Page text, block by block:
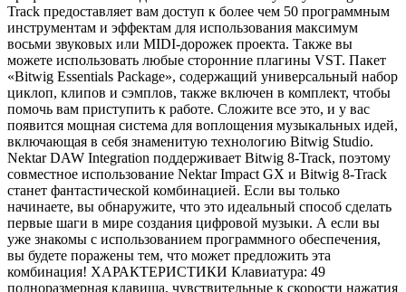
Track предоставляет вам доступ к более чем 50 программным
инструментам и эффектам для использования максимум
восьми звуковых или MIDI-дорожек проекта. Также вы
можете использовать любые сторонние плагины VST. Пакет
«Bitwig Essentials Package», содержащий универсальный набор
циклоп, клипов и сэмплов, также включен в комплект, чтобы
помочь вам приступить к работе. Сложите все это, и у вас
появится мощная система для воплощения музыкальных идей,
включающая в себя знаменитую технологию Bitwig Studio.
Nektar DAW Integration поддерживает Bitwig 8-Track, поэтому
совместное использование Nektar Impact GX и Bitwig 8-Track
станет фантастической комбинацией. Если вы только
начинаете, вы обнаружите, что это идеальный способ сделать
первые шаги в мире создания цифровой музыки. А если вы
уже знакомы с использованием программного обеспечения,
вы будете поражены тем, что может предложить эта
комбинация! ХАРАКТЕРИСТИКИ Клавиатура: 49
полноразмерная клавиша, чувствительные к скорости нажатия